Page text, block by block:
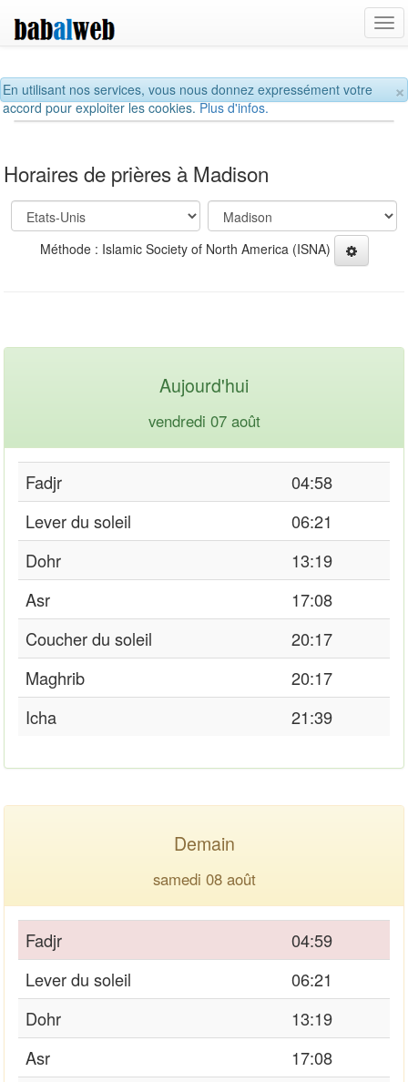
×
En utilisant nos services, vous nous donnez expressément votre
accord pour exploiter les cookies.Plus d'infos.
Horaires de prières à Madison
Méthode : Islamic Society of North America (ISNA)
Aujourd'hui
vendredi 07 août
Fadjr
04:58
Lever du soleil
06:21
Dohr
13:19
Asr
17:08
Coucher du soleil
20:17
Maghrib
20:17
Icha
21:39
Demain
samedi 08 août
Fadjr
04:59
Lever du soleil
06:21
Dohr
13:19
Asr
17:08